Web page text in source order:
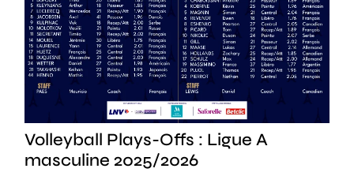
Volleyball Plays-Offs : Ligue A
masculine 2025/2026